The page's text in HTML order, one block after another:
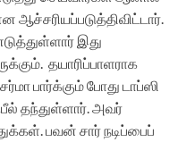
ஆச்சரியப்படுத்திவிட்டார்.
இது
தயாரிப்பாளராக
பார்க்கும் போது டாப்ஸி
தந்துள்ளார். அவர்
பவன் சார் நடிப்பைப்